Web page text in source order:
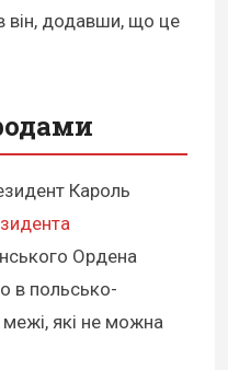
він, додавши, що це
Кароль
Ордена
в польсько-
межі, які не можна